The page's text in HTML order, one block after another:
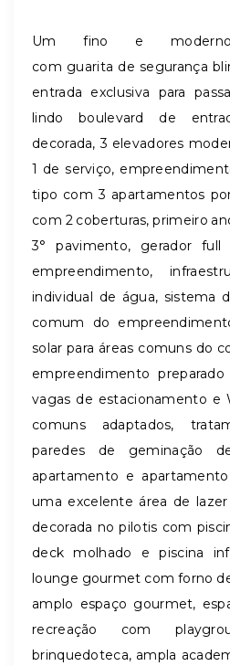
Um fino e moderno
com guarita de segurança
entrada exclusiva para
lindo boulevard de
decorada, 3 elevadores
1 de serviço,
tipo com 3 apartamentos
com 2 coberturas, primeiro
3° pavimento, gerador full
empreendimento,
individual de água, sistema
comum do
solar para áreas comuns do
empreendimento
vagas de estacionamento e
comuns adaptados,
paredes de geminação
apartamento e
uma excelente área de
decorada no pilotis com
deck molhado e piscina
lounge gourmet com forno
amplo espaço gourmet,
recreação com
brinquedoteca, ampla